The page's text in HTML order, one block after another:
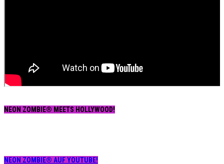
NEON ZOMBIE® MEETS HOLLYWOOD!
NEON ZOMBIE® AUF YOUTUBE!